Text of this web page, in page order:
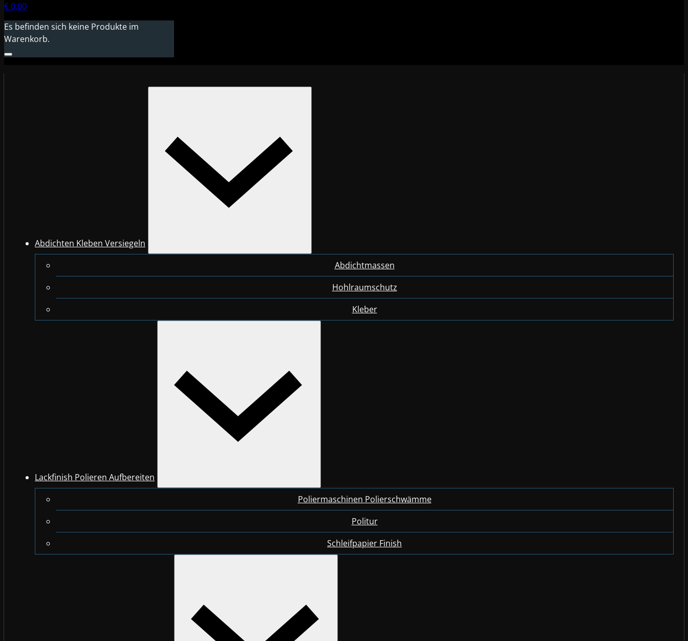
€0,00
Es befinden sich keine Produkte im
Warenkorb.
Abdichten Kleben Versiegeln
Abdichtmassen
Hohlraumschutz
Kleber
Lackfinish Polieren Aufbereiten
Poliermaschinen Polierschwämme
Politur
Schleifpapier Finish